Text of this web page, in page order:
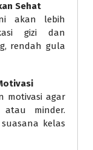
Sehat
akan lebih
gizi dan
rendah gula
motivasi agar
minder.
kelas